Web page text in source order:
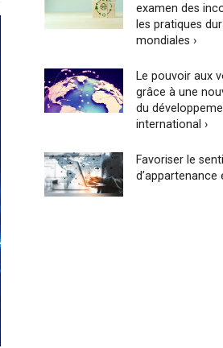
examen des
les pratiques
mondiales ›
Le pouvoir aux
grâce à une
du
international ›
Favoriser le
d’appartenance